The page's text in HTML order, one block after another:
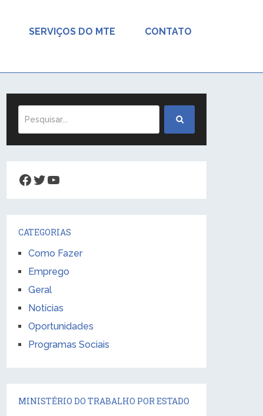
SERVIÇOS DO MTE CONTATO
Facebook
Twitter
Youtube
CATEGORIAS
Como Fazer
Emprego
Geral
Notícias
Oportunidades
Programas Sociais
MINISTÉRIO DO TRABALHO POR ESTADO